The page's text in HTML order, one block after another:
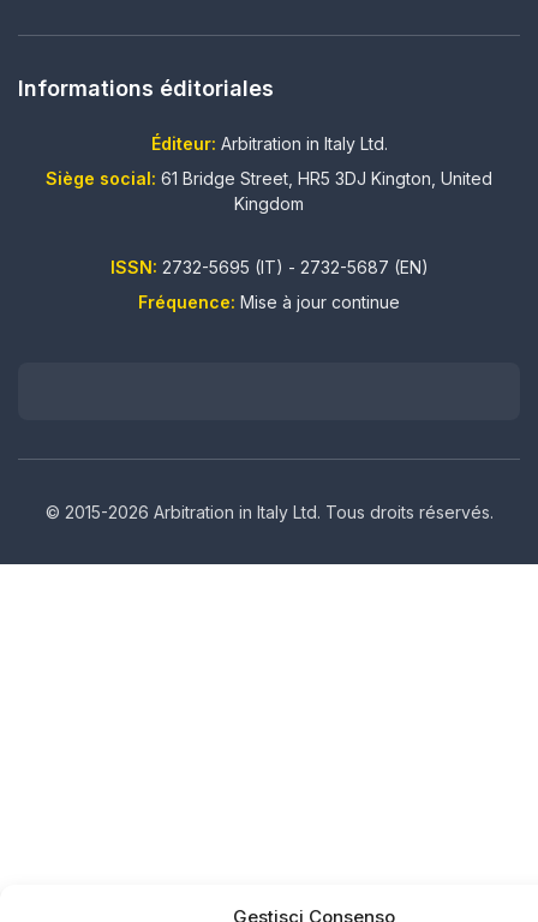
Gestisci Consenso
Informations éditoriales
Éditeur: Arbitration in Italy Ltd.
Siège social: 61 Bridge Street, HR5 3DJ Kington, United
Kingdom
ISSN: 2732-5695 (IT) - 2732-5687 (EN)
Fréquence: Mise à jour continue
© 2015-2026 Arbitration in Italy Ltd. Tous droits réservés.